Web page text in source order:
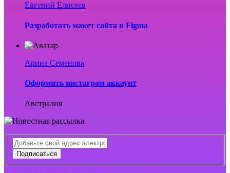
Евгений Елисеев
Разработать макет сайта в Figma
Арина Семенова
Оформить инстаграм аккаунт
Австралия
Подписаться